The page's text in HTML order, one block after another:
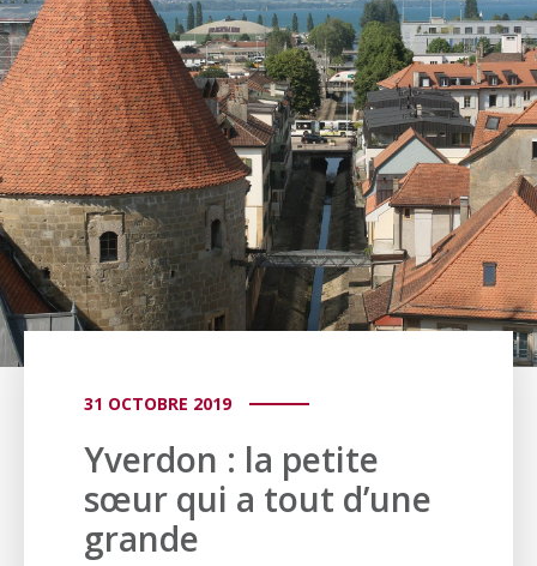
31 OCTOBRE 2019
Yverdon : la petite
sœur qui a tout d’une
grande